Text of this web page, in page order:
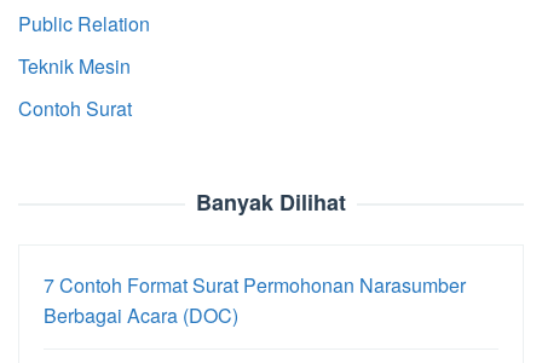
Public Relation
Teknik Mesin
Contoh Surat
Banyak Dilihat
7 Contoh Format Surat Permohonan Narasumber
Berbagai Acara (DOC)